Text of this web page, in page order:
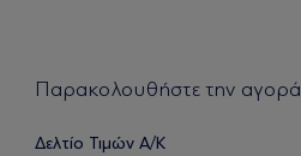
Παρακολουθήστε την αγορά
Δελτίο Τιμών Α/Κ